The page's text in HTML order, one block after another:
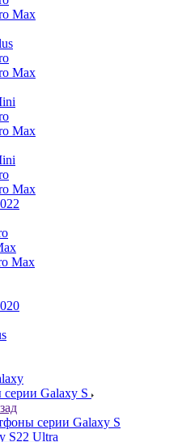
Max
Max
Max
Max
Max
Galaxy S
серии Galaxy S
S22 Ultra